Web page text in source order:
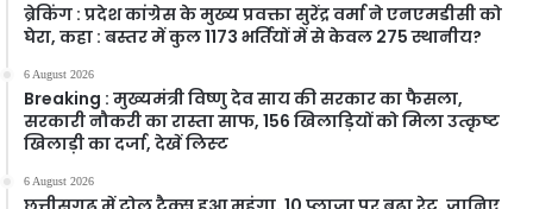
ब्रेकिंग : प्रदेश कांग्रेस के मुख्य प्रवक्ता सुरेंद्र वर्मा ने एनएमडीसी को
घेरा, कहा : बस्तर में कुल 1173 भर्तियों में से केवल 275 स्थानीय?
6 August 2026
Breaking : मुख्यमंत्री विष्णु देव साय की सरकार का फैसला,
सरकारी नौकरी का रास्ता साफ, 156 खिलाड़ियों को मिला उत्कृष्ट
खिलाड़ी का दर्जा, देखें लिस्‍ट
6 August 2026